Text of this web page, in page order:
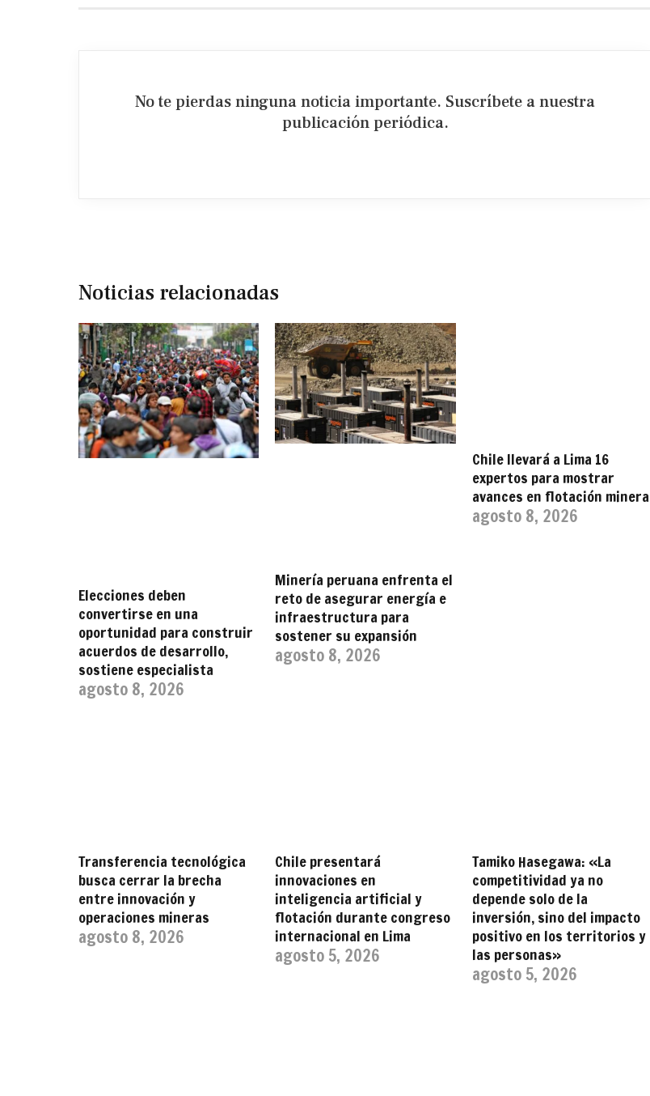
No te pierdas ninguna noticia importante. Suscríbete a nuestra
publicación periódica.​
Noticias relacionadas
Elecciones deben
convertirse en una
oportunidad para construir
acuerdos de desarrollo,
sostiene especialista
agosto 8, 2026
Minería peruana enfrenta el
reto de asegurar energía e
infraestructura para
sostener su expansión
agosto 8, 2026
Chile llevará a Lima 16
expertos para mostrar
avances en flotación minera
agosto 8, 2026
Transferencia tecnológica
busca cerrar la brecha
entre innovación y
operaciones mineras
agosto 8, 2026
Chile presentará
innovaciones en
inteligencia artificial y
flotación durante congreso
internacional en Lima
agosto 5, 2026
Tamiko Hasegawa: «La
competitividad ya no
depende solo de la
inversión, sino del impacto
positivo en los territorios y
las personas»
agosto 5, 2026